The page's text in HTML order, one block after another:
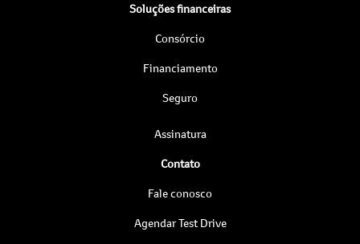
Soluções financeiras
Consórcio
Financiamento
Seguro
Assinatura
Contato
Fale conosco
Agendar Test Drive